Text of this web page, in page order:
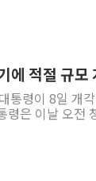
에 적절 규
통령이 8일 개
은 이날 오전